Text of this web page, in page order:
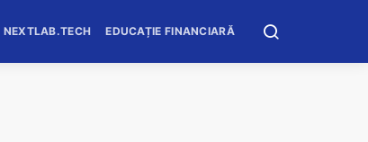
NEXTLAB.TECH EDUCAȚIE FINANCIARĂ